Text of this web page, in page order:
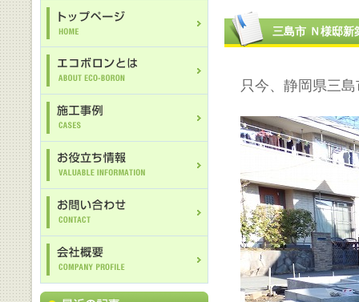
三島市 Ｎ様邸新
只今、静岡県三